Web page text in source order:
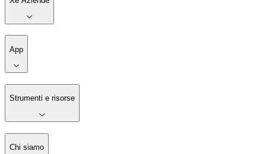
App
Strumenti e risorse
Chi siamo